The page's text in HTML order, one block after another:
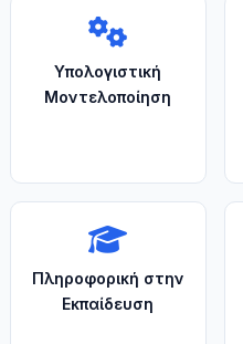
Υπολογιστική
Μοντελοποίηση
Πληροφορική στην
Εκπαίδευση